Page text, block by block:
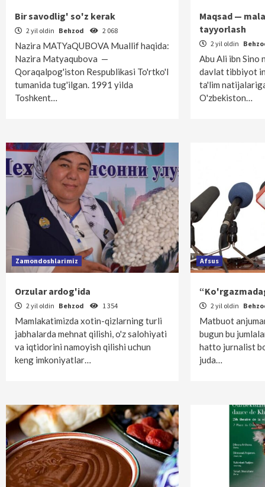
Bir savodlig' so'z kerak
2 yil oldin Behzod 2 068
Nazira MATYaQUBOVA Muallif haqida:
Nazira Matyaqubova —
Qoraqalpog'iston Respublikasi To'rtko'l
tumanida tug'ilgan. 1991 yilda
Toshkent…
Maqsad —
tayyorlash
2 yil oldin
Abu Ali ibn Sino
davlat tibbiyot
ta'lim
O'zbekiston…
Zamondoshlarimiz
Orzular ardog'ida
2 yil oldin Behzod 1 354
Mamlakatimizda xotin-qizlarning turli
jabhalarda mehnat qilishi, o'z salohiyati
va iqtidorini namoyish qilishi uchun
keng imkoniyatlar…
Afsus
2 yil oldin
Matbuot
bugun bu
hatto jurnalist
juda…